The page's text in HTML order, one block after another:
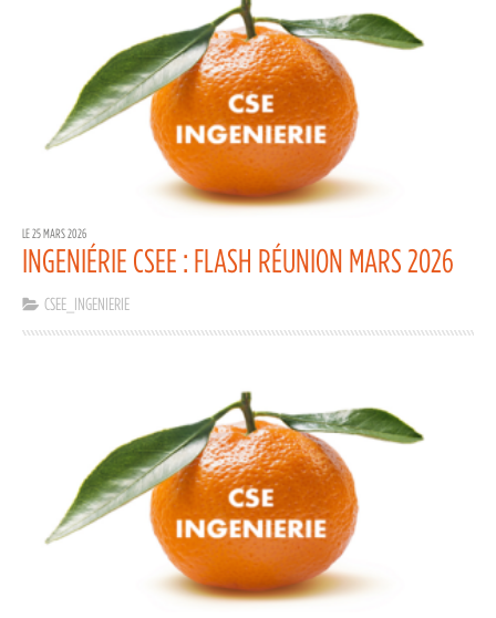
LE 25 MARS 2026
INGENIÉRIE CSEE : FLASH RÉUNION MARS 2026
CSEE_INGENIERIE